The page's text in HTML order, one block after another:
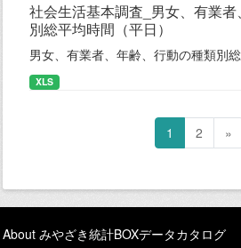
社会生活基本調査_男女、有業
別総平均時間（平日）
男女、有業者、年齢、行動の種類別総
XLS
1 2 »
About みやざき統計BOXデータカタログ